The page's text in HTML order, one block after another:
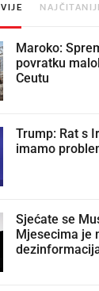
Maroko:
povratku
Ceutu
Trump: Rat s
imamo
Sjećate se
Mjesecima je